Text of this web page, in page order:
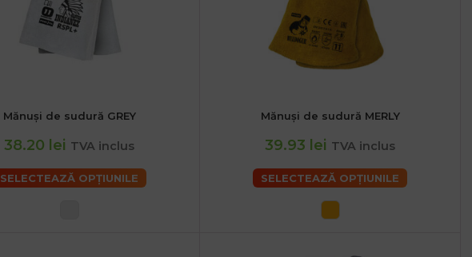
2XL
Mănuși de sudură GREY
38.20 lei TVA inclus
SELECTEAZĂ OPȚIUNILE
2XL
Mănuși de sudură MERLY
39.93 lei TVA inclus
SELECTEAZĂ OPȚIUNILE